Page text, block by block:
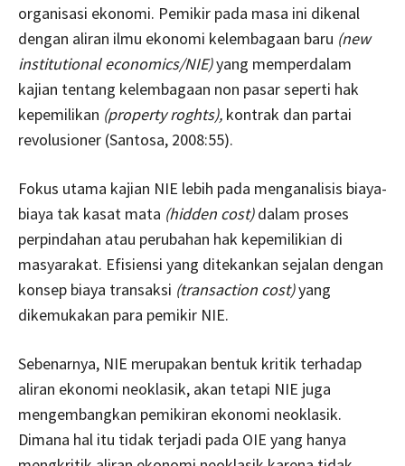
organisasi ekonomi. Pemikir pada masa ini dikenal
dengan aliran ilmu ekonomi kelembagaan baru (new
institutional economics/NIE)yang memperdalam
kajian tentang kelembagaan non pasar seperti hak
kepemilikan (property roghts), kontrak dan partai
revolusioner (Santosa, 2008:55).
Fokus utama kajian NIE lebih pada menganalisis biaya-
biaya tak kasat mata (hidden cost)dalam proses
perpindahan atau perubahan hak kepemilikian di
masyarakat. Efisiensi yang ditekankan sejalan dengan
konsep biaya transaksi (transaction cost)yang
dikemukakan para pemikir NIE.
Sebenarnya, NIE merupakan bentuk kritik terhadap
aliran ekonomi neoklasik, akan tetapi NIE juga
mengembangkan pemikiran ekonomi neoklasik.
Dimana hal itu tidak terjadi pada OIE yang hanya